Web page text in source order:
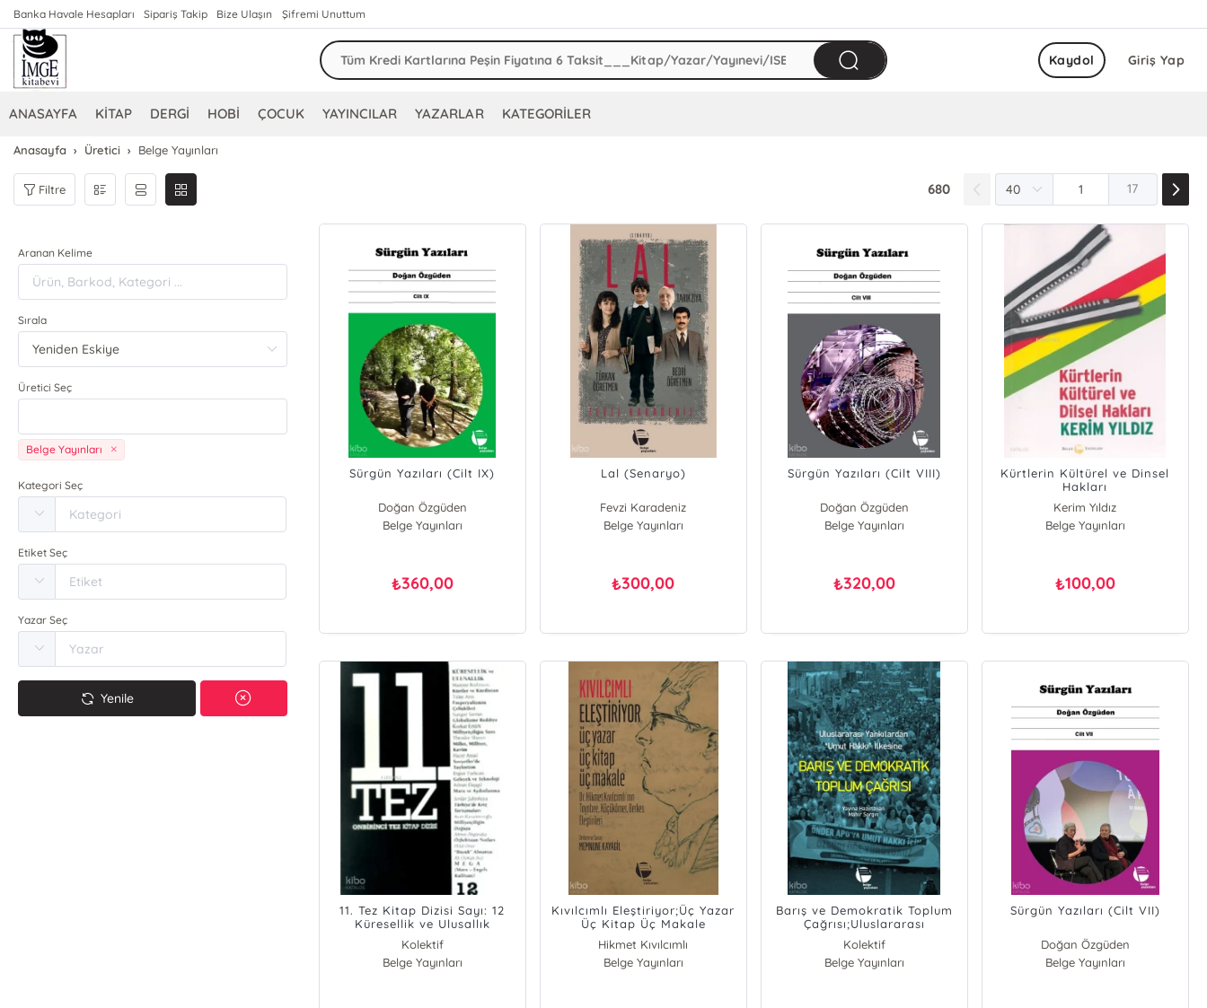
Banka Havale Hesapları Sipariş Takip Bize Ulaşın Şifremi Unuttum
Giriş Yap
Kaydol
ANASAYFA KİTAP DERGİ HOBİ ÇOCUK YAYINCILAR YAZARLAR KATEGORİLER
Anasayfa Üretici Belge Yayınları
Filtre 680 17
Aranan Kelime
Sırala
Üretici Seç
Belge Yayınları
Kategori Seç
Etiket Seç
Yazar Seç
Yenile
Sürgün Yazıları (Cilt IX)
Doğan Özgüden
Belge Yayınları
₺360,00
Lal (Senaryo)
Fevzi Karadeniz
Belge Yayınları
₺300,00
Sürgün Yazıları (Cilt VIII)
Doğan Özgüden
Belge Yayınları
₺320,00
Kürtlerin Kültürel ve Dinsel
Hakları
Kerim Yıldız
Belge Yayınları
₺100,00
11. Tez Kitap Dizisi Sayı: 12
Küresellik ve Ulusallık
Kolektif
Belge Yayınları
Kıvılcımlı Eleştiriyor;Üç Yazar
Üç Kitap Üç Makale
Hikmet Kıvılcımlı
Belge Yayınları
Barış ve Demokratik Toplum
Çağrısı;Uluslararası
Yankılardan “Umut Hakkı”
İlkesine
Kolektif
Belge Yayınları
Sürgün Yazıları (Cilt VII)
Doğan Özgüden
Belge Yayınları